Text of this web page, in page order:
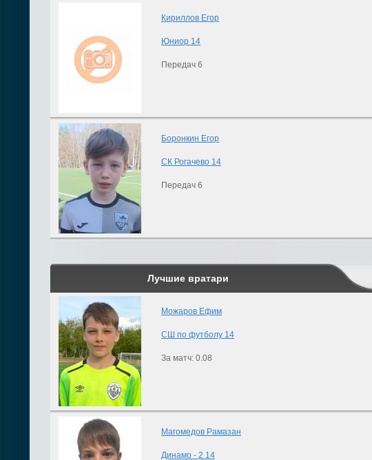
Кириллов Егор
Юниор 14
Передач 6
Боронкин Егор
СК Рогачево 14
Передач 6
Лучшие вратари
Можаров Ефим
СШ по футболу 14
За матч: 0.08
Магомедов Рамазан
Динамо - 2 14